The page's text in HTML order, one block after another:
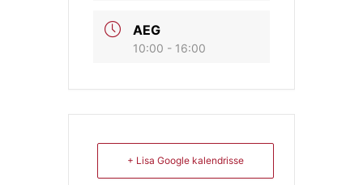
AEG
10:00 - 16:00
+ Lisa Google kalendrisse